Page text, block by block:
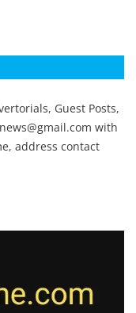
Guest Posts,
with
address contact